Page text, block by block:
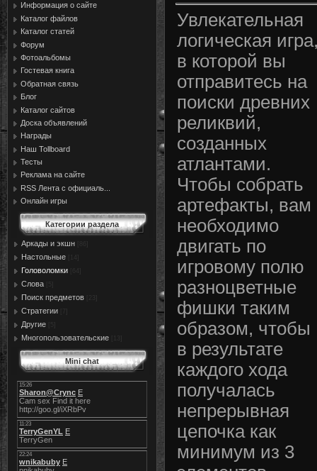
Информация о сайте
Каталог файлов
Каталог статей
Форум
Фотоальбомы
Гостевая книга
Обратная связь
Блог
Каталог сайтов
Доска объявлений
Награды
Наш Tollboard
Тесты
Реклама на сайте
RSS Лента с официаль...
Онлайн игры
Категории раздела
Аркады и экшн
Настольные
Головоломки
Слова
Поиск предметов
Стратегии
Другие
Многопользовательские
Mini chat
Увлекательная
логическая
в которой вы
отправитесь на
поиски древних
реликвий,
созданных
атлантами.
Чтобы собрать
артефакты, вам
необходимо
двигать по
игровому полю
разноцветные
фишки таким
образом, чтобы
в результате
каждого хода
получалась
непрерывная
цепочка как
минимум из 3